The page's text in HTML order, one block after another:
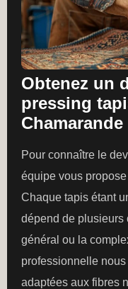
Obtenez un
pressing
Chamarande
Pour connaître le
équipe vous
Chaque tapis étant
dépend de plusieurs
général ou la
professionnelle
adaptées aux fibres